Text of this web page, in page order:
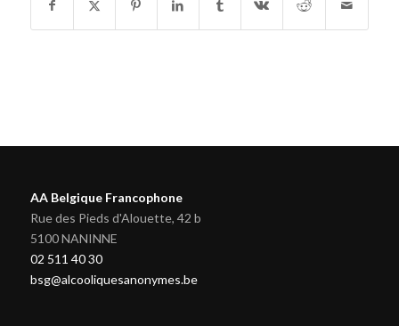
AA Belgique Francophone
Rue des Pieds d'Alouette, 42 b
5100 NANINNE
02 511 40 30
bsg@alcooliquesanonymes.be